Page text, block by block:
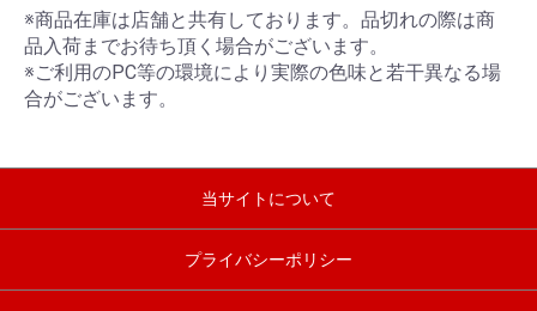
※商品在庫は店舗と共有しております。品切れの際は商
品入荷までお待ち頂く場合がございます。
※ご利用のPC等の環境により実際の色味と若干異なる場
合がございます。
当サイトについて
プライバシーポリシー